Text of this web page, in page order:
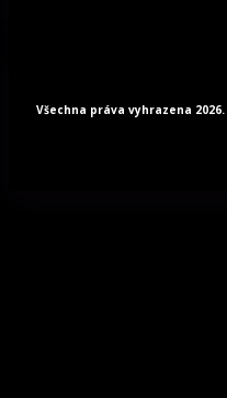
Všechna práva vyhrazena 2026.